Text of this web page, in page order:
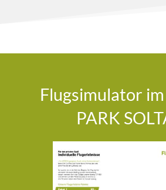
Flugsimulator
PARK